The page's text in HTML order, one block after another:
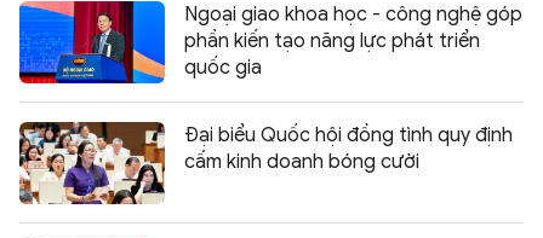
Ngoại giao khoa học - công nghệ góp
phần kiến tạo năng lực phát triển
quốc gia
Đại biểu Quốc hội đồng tình quy định
cấm kinh doanh bóng cười